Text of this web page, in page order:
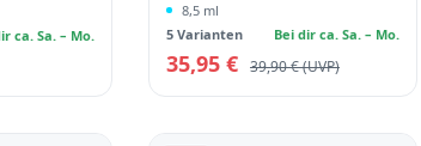
ca. Sa. – Mo.
8,5 ml
5 Varianten
Bei dir ca. Sa. – Mo.
Verkaufspreis:
35,95 € Regulärer Preis:
39,90 €